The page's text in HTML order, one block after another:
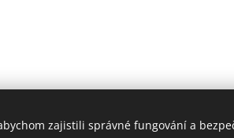
zajistili správné fungování a